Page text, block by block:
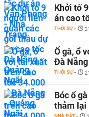
Khởi tố
án cao
THỜI SỰ -
Ổ gà, ổ
Đà
THỜI SỰ -
Bóc ổ
thảm lại
NHÀ ĐẤT